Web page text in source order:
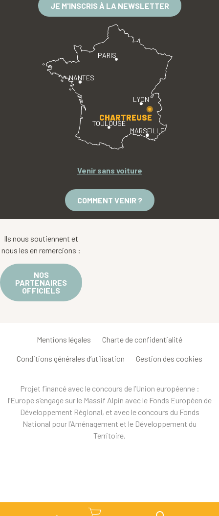
JE M'INSCRIS À LA NEWSLETTER
PARIS
LYON
TOULOUSE
MARSEILLE
NANTES
CHARTREUSE
Venir sans voiture
COMMENT VENIR ?
Ils nous soutiennent et
nous les en remercions :
NOS
PARTENAIRES
OFFICIELS
Mentions légales Charte de confidentialité
Conditions générales d’utilisation Gestion des cookies
Projet financé avec le concours de l’Union européenne :
l’Europe s’engage sur le Massif Alpin avec le Fonds Européen de
Développement Régional, et avec le concours du Fonds
National pour l’Aménagement et le Développement du
Territoire.